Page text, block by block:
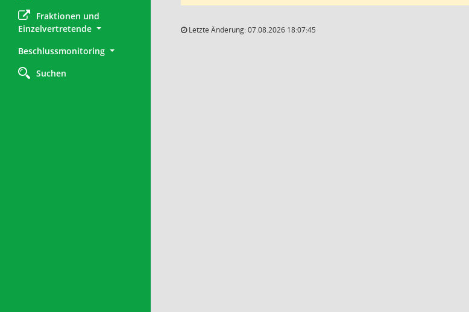
Fraktionen und
Einzelvertretende
Beschlussmonitoring
Suchen
Letzte Änderung: 07.08.2026 18:07:45